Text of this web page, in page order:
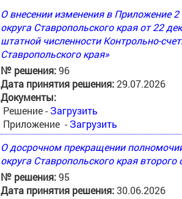
О внесении изменения в Приложение
округа Ставропольского края от 22
штатной численности Контрольно-
Ставропольского края»
№ решения:96
Дата принятия решения:29.07.2026
Документы:
Решение - Загрузить
Приложение - Загрузить
О досрочном прекращении
округа Ставропольского края
№ решения:95
Дата принятия решения:30.06.2026